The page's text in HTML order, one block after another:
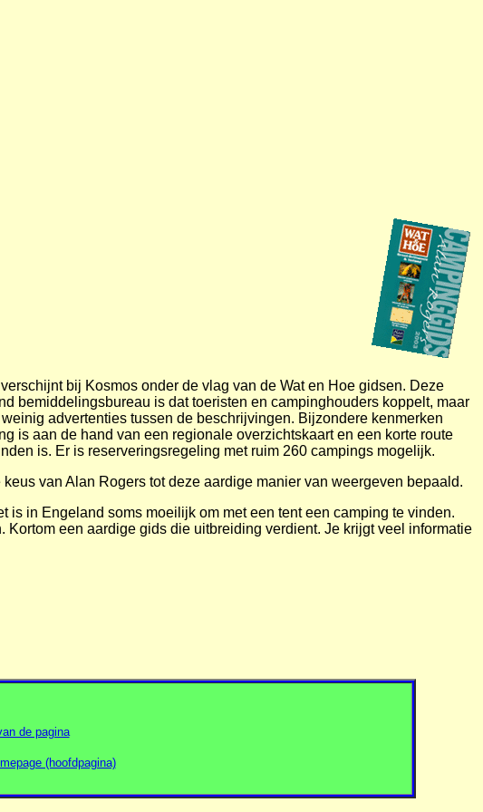
bij Kosmos onder de vlag van de Wat en Hoe gidsen. Deze
bemiddelingsbureau is dat toeristen en campinghouders koppelt, maar
advertenties tussen de beschrijvingen. Bijzondere kenmerken
is aan de hand van een regionale overzichtskaart en een korte route
is. Er is reserveringsregeling met ruim 260 campings mogelijk.
van Alan Rogers tot deze aardige manier van weergeven bepaald.
in Engeland soms moeilijk om met een tent een camping te vinden.
een aardige gids die uitbreiding verdient. Je krijgt veel informatie
de pagina
(hoofdpagina)